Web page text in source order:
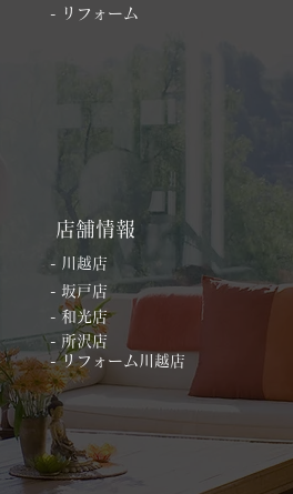
- リフォーム
店舗情報
- 川越店
- 坂戸店
- 和光店
- 所沢店
- リフォーム川越店